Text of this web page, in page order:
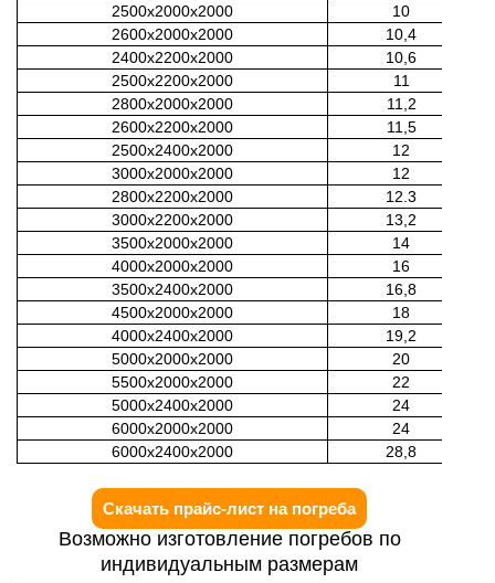
2500х2000х2000
10
2600х2000х2000
10,4
2400х2200х2000
10,6
2500х2200х2000
11
2800х2000х2000
11,2
2600х2200х2000
11,5
2500х2400х2000
12
3000х2000х2000
12
2800х2200х2000
12.3
3000х2200х2000
13,2
3500х2000х2000
14
4000х2000х2000
16
3500х2400х2000
16,8
4500х2000х2000
18
4000х2400х2000
19,2
5000х2000х2000
20
5500х2000х2000
22
5000х2400х2000
24
6000х2000х2000
24
6000х2400х2000
28,8
Скачать прайс-лист на погреба
Возможно изготовление погребов по
индивидуальным размерам